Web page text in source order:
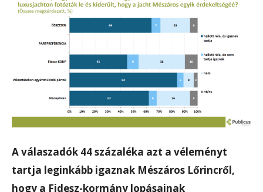
A válaszadók 44 százaléka azt a véleményt
tartja leginkább igaznak Mészáros Lőrincről,
hogy a Fidesz-kormány lopásainak